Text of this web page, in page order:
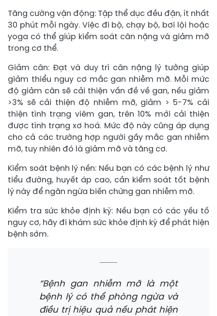
Tăng cường vận động: Tập thể dục đều đặn, ít nhất
30 phút mỗi ngày. Việc đi bộ, chạy bộ, bơi lội hoặc
yoga có thể giúp kiểm soát cân nặng và giảm mỡ
trong cơ thể.
Giảm cân: Đạt và duy trì cân nặng lý tưởng giúp
giảm thiểu nguy cơ mắc gan nhiễm mỡ. Mỗi mức
độ giảm cân sẽ cải thiện vấn đề về gan, nếu giảm
>3% sẽ cải thiện độ nhiễm mỡ, giảm > 5-7% cải
thiện tình trạng viêm gan, trên 10% mới cải thiện
được tình trạng xơ hoá. Mức độ này cũng áp dụng
cho cả các trường hợp người gầy mắc gan nhiễm
mỡ, tuy nhiên đó là giảm mỡ và tăng cơ.
Kiểm soát bệnh lý nền: Nếu bạn có các bệnh lý như
tiểu đường, huyết áp cao, cần kiểm soát tốt bệnh
lý này để ngăn ngừa biến chứng gan nhiễm mỡ.
Kiểm tra sức khỏe định kỳ: Nếu bạn có các yếu tố
nguy cơ, hãy đi khám sức khỏe định kỳ để phát hiện
bệnh sớm.
“Bệnh gan nhiễm mỡ là một
bệnh lý có thể phòng ngừa và
điều trị hiệu quả nếu phát hiện